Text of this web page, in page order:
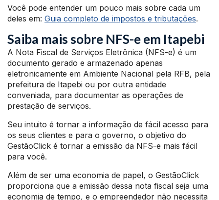
Você pode entender um pouco mais sobre cada um
deles em: Guia completo de impostos e tributações.
Saiba mais sobre NFS-e em Itapebi
A Nota Fiscal de Serviços Eletrônica (NFS-e) é um
documento gerado e armazenado apenas
eletronicamente em Ambiente Nacional pela RFB, pela
prefeitura de Itapebi ou por outra entidade
conveniada, para documentar as operações de
prestação de serviços.
Seu intuito é tornar a informação de fácil acesso para
os seus clientes e para o governo, o objetivo do
GestãoClick é tornar a emissão da NFS-e mais fácil
para você.
Além de ser uma economia de papel, o GestãoClick
proporciona que a emissão dessa nota fiscal seja uma
economia de tempo, e o empreendedor não necessita